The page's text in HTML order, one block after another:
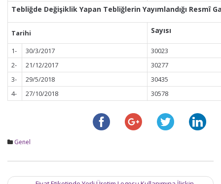
Tebliğde Değişiklik Yapan Tebliğlerin Yayımlandığı Resmî
Tarihi Sayısı
1- 30/3/2017
30023
2-
21/12/2017
30277
3-
29/5/2018
30435
4-
27/10/2018 30578
Genel
Post